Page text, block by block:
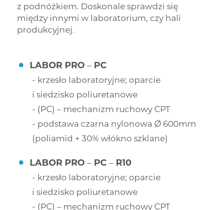
z podnóżkiem. Doskonale sprawdzi się
między innymi w laboratorium, czy hali
produkcyjnej.
LABOR PRO – PC
krzesło laboratoryjne; oparcie
i siedzisko poliuretanowe
(PC) – mechanizm ruchowy CPT
podstawa czarna nylonowa Ø 600mm
(poliamid + 30% włókno szklane)
LABOR PRO – PC – R10
krzesło laboratoryjne; oparcie
i siedzisko poliuretanowe
(PC) – mechanizm ruchowy CPT